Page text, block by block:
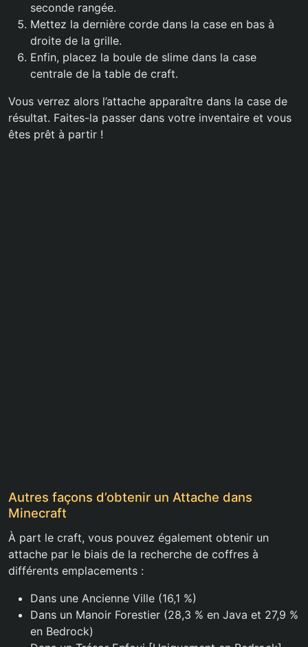
seconde rangée.
Mettez la dernière corde dans la case en bas à
droite de la grille.
Enfin, placez la boule de slime dans la case
centrale de la table de craft.
Vous verrez alors l’attache apparaître dans la case de
résultat. Faites-la passer dans votre inventaire et vous
êtes prêt à partir !
Autres façons d’obtenir un Attache dans
Minecraft
À part le craft, vous pouvez également obtenir un
attache par le biais de la recherche de coffres à
différents emplacements :
Dans une Ancienne Ville (16,1 %)
Dans un Manoir Forestier (28,3 % en Java et 27,9 %
en Bedrock)